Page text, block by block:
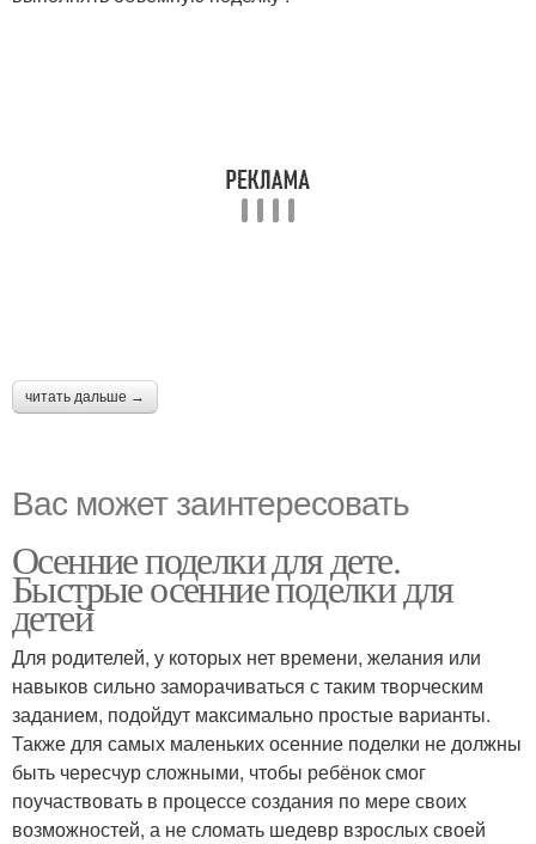
читать дальше →
Вас может заинтересовать
Осенние поделки для дете.
Быстрые осенние поделки для
детей
Для родителей, у которых нет времени, желания или
навыков сильно заморачиваться с таким творческим
заданием, подойдут максимально простые варианты.
Также для самых маленьких осенние поделки не должны
быть чересчур сложными, чтобы ребёнок смог
поучаствовать в процессе создания по мере своих
возможностей, а не сломать шедевр взрослых своей